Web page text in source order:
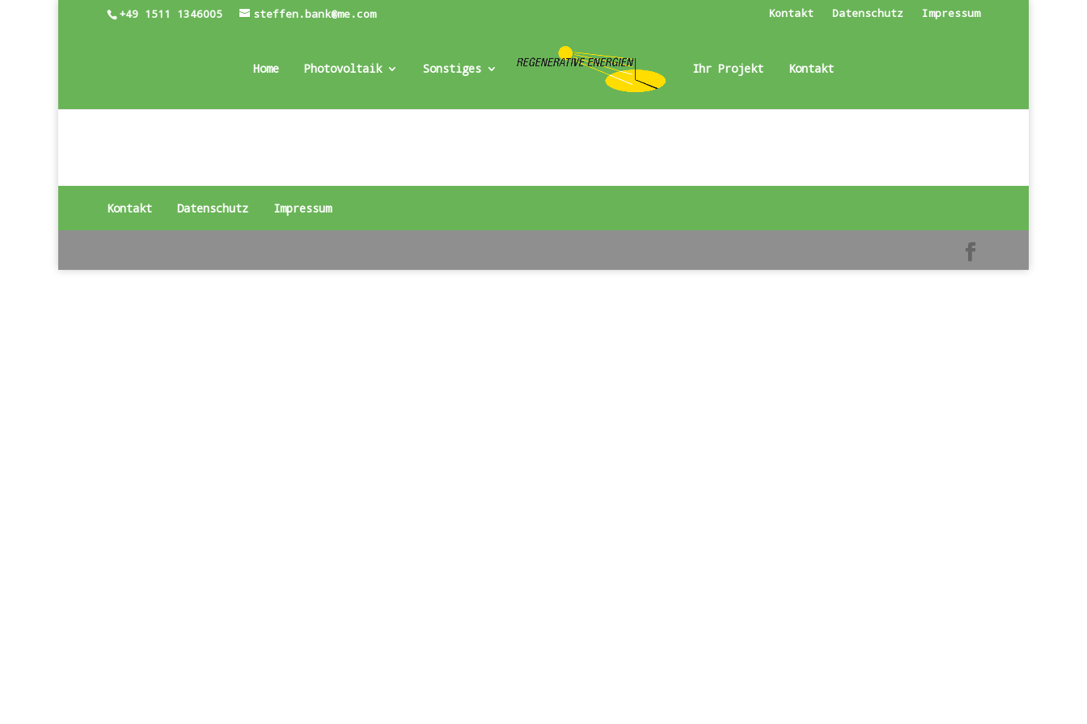
+49 1511 1346005 steffen.bank@me.com Kontakt Datenschutz Impressum
Home Photovoltaik Sonstiges Ihr Projekt Kontakt
Kontakt Datenschutz Impressum